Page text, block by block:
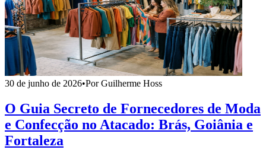
30 de junho de 2026•Por Guilherme Hoss
O Guia Secreto de Fornecedores de Moda
e Confecção no Atacado: Brás, Goiânia e
Fortaleza